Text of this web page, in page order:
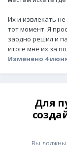
Их и извлекать
тот момент. Я
заодно решил и
итоге мне их за
Изменено 4
Для
Вы должны